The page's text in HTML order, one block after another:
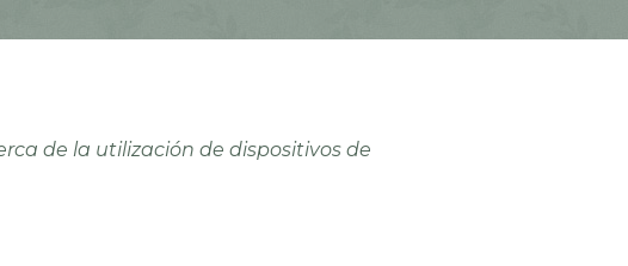
de la utilización de dispositivos de